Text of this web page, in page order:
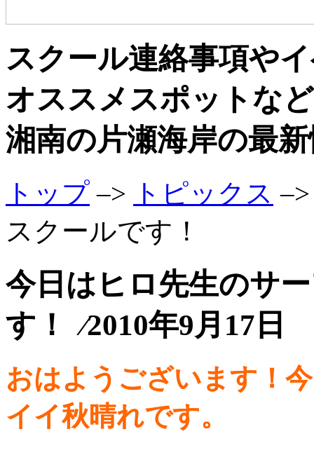
スクール連絡事項や
オススメスポットなど
湘南の片瀬海岸の最
トップ –> トピックス
スクールです！
今日はヒロ先生のサ
す！ ⁄2010年9月17日
おはようございます！
イイ秋晴れです。